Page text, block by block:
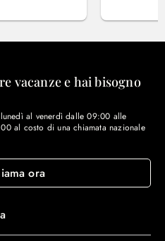
vacanze e hai bisogno
al venerdì dalle 09:00 alle
al costo di una chiamata nazionale
ora